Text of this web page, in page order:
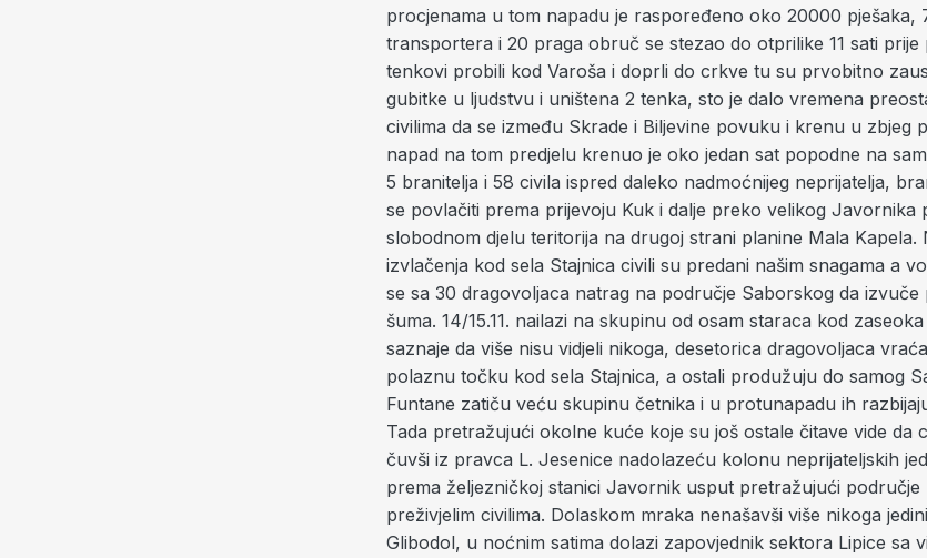
procjenama u tom napadu je raspoređeno oko 20000 pješaka,
transportera i 20 praga obruč se stezao do otprilike 11 sati prije
tenkovi probili kod Varoša i doprli do crkve tu su prvobitno
gubitke u ljudstvu i uništena 2 tenka, sto je dalo vremena
civilima da se između Skrade i Biljevine povuku i krenu u zbjeg
napad na tom predjelu krenuo je oko jedan sat popodne na
5 branitelja i 58 civila ispred daleko nadmoćnijeg neprijatelja,
se povlačiti prema prijevoju Kuk i dalje preko velikog Javornika
slobodnom djelu teritorija na drugoj strani planine Mala
izvlačenja kod sela Stajnica civili su predani našim snagama a
se sa 30 dragovoljaca natrag na područje Saborskog da izvuče
šuma. 14/15.11. nailazi na skupinu od osam staraca kod
saznaje da više nisu vidjeli nikoga, desetorica dragovoljaca
polaznu točku kod sela Stajnica, a ostali produžuju do samog
Funtane zatiču veću skupinu četnika i u protunapadu ih
Tada pretražujući okolne kuće koje su još ostale čitave vide da
čuvši iz pravca L. Jesenice nadolazeću kolonu neprijateljskih
prema željezničkoj stanici Javornik usput pretražujući područje
preživjelim civilima. Dolaskom mraka nenašavši više nikoga
Glibodol, u noćnim satima dolazi zapovjednik sektora Lipice sa